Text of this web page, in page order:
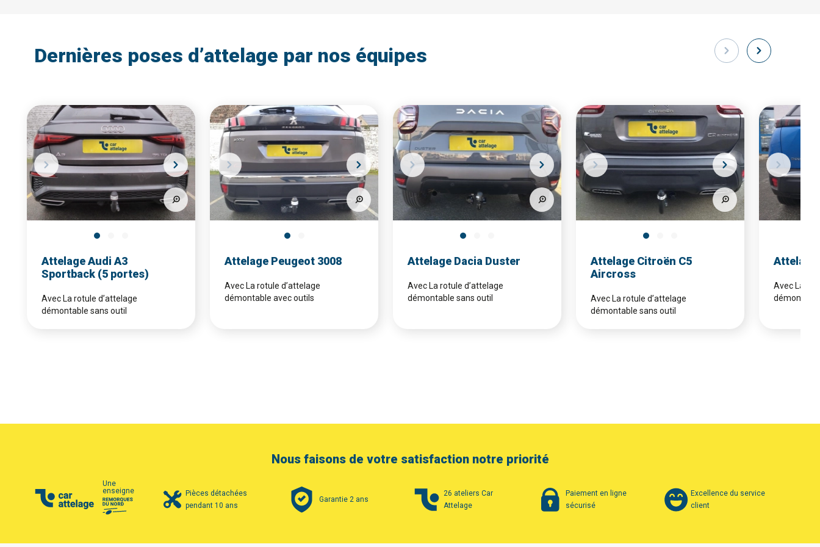
Dernières poses d’attelage par nos équipes
Attelage Audi A3
Sportback (5 portes)
Avec La rotule d’attelage
démontable sans outil
Attelage Peugeot 3008
Avec La rotule d’attelage
démontable avec outils
Attelage Dacia Duster
Avec La rotule d’attelage
démontable sans outil
Attelage Citroën C5
Aircross
Avec La rotule d’attelage
démontable sans outil
Attelage
Avec La
Nous faisons de votre satisfaction notre priorité
Une
enseigne
Pièces détachées
pendant 10 ans
Garantie 2 ans
26 ateliers Car
Attelage
Paiement en ligne
sécurisé
Excellence du service
client